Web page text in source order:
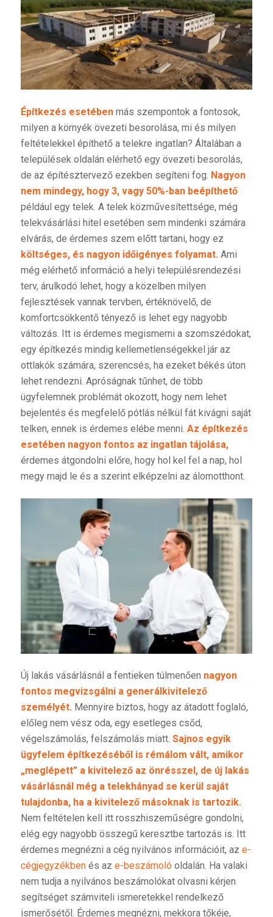
Építkezés esetébenmás szempontok a fontosok,
milyen a környék övezeti besorolása, mi és milyen
feltételekkel építhető a telekre ingatlan? Általában a
települések oldalán elérhető egy övezeti besorolás,
de az építésztervező ezekben segíteni fog. Nagyon
nem mindegy, hogy 3, vagy 50%-ban beépíthető
például egy telek. A telek közművesítettsége, még
telekvásárlási hitel esetében sem mindenki számára
elvárás, de érdemes szem előtt tartani, hogy ez
költséges, és nagyon időigényes folyamat. Ami
még elérhető információ a helyi településrendezési
terv, árulkodó lehet, hogy a közelben milyen
fejlesztések vannak tervben, értéknövelő, de
komfortcsökkentő tényező is lehet egy nagyobb
változás. Itt is érdemes megismerni a szomszédokat,
egy építkezés mindig kellemetlenségekkel jár az
ottlakók számára, szerencsés, ha ezeket békés úton
lehet rendezni. Apróságnak tűnhet, de több
ügyfelemnek problémát okozott, hogy nem lehet
bejelentés és megfelelő pótlás nélkül fát kivágni saját
telken, ennek is érdemes elébe menni. Az építkezés
esetében nagyon fontos az ingatlan tájolása,
érdemes átgondolni előre, hogy hol kel fel a nap, hol
megy majd le és a szerint elképzelni az álomotthont.
Új lakás vásárlásnál a fentieken túlmenően nagyon
fontos megvizsgálni a generálkivitelező
személyét.Mennyire biztos, hogy az átadott foglaló,
előleg nem vész oda, egy esetleges csőd,
végelszámolás, felszámolás miatt. Sajnos egyik
ügyfelem építkezéséből is rémálom vált, amikor
„meglépett” a kivitelező az önrésszel, de új lakás
vásárlásnál még a telekhányad se kerül saját
tulajdonba, ha a kivitelező másoknak is tartozik.
Nem feltételen kell itt rosszhiszeműségre gondolni,
elég egy nagyobb összegű keresztbe tartozás is. Itt
érdemes megnézni a cég nyilvános információit, az e-
cégjegyzékbenés az e-beszámolóoldalán. Ha valaki
nem tudja a nyilvános beszámolókat olvasni kérjen
segítséget számviteli ismeretekkel rendelkező
ismerősétől. Érdemes megnézni, mekkora tőkéje,